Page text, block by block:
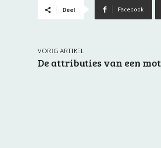
Deel Facebook
VORIG ARTIKEL
De attributies van een